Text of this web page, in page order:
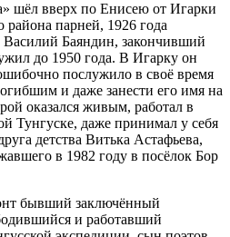
шёл вверх по Енисею от Игарки
района парней, 1926 года
Баяндин, закончивший
до 1950 года. В Игарку он
послужило в своё время
и даже занести его имя на
оказался живым, работал в
Тунгуске, даже принимал у себя
детства Витька Астафьева,
в 1982 году в посёлок Бор
бывший заключённый
и работавший